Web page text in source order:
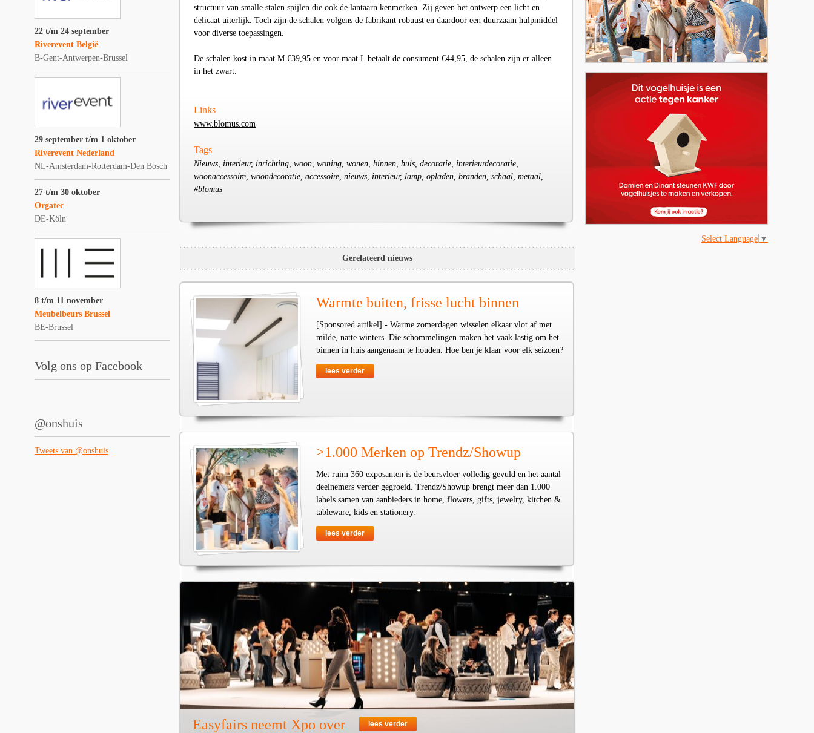
22 t/m 24 september
Riverevent België
B-Gent-Antwerpen-Brussel
29 september t/m 1 oktober
Riverevent Nederland
NL-Amsterdam-Rotterdam-Den Bosch
27 t/m 30 oktober
Orgatec
DE-Köln
8 t/m 11 november
Meubelbeurs Brussel
BE-Brussel
Volg ons op Facebook
@onshuis
Tweets van @onshuis
structuur van smalle stalen spijlen die ook de lantaarn kenmerken. Zij geven het ontwerp een licht en
delicaat uiterlijk. Toch zijn de schalen volgens de fabrikant robuust en daardoor een duurzaam hulpmiddel
voor diverse toepassingen.
De schalen kost in maat M €39,95 en voor maat L betaalt de consument €44,95, de schalen zijn er alleen
in het zwart.
Links
www.blomus.com
Tags
Nieuws, interieur, inrichting, woon, woning, wonen, binnen, huis, decoratie, interieurdecoratie,
woonaccessoire, woondecoratie, accessoire, nieuws, interieur, lamp, opladen, branden, schaal, metaal,
#blomus
Gerelateerd nieuws
Warmte buiten, frisse lucht binnen
[Sponsored artikel] - Warme zomerdagen wisselen elkaar vlot af met
milde, natte winters. Die schommelingen maken het vaak lastig om het
binnen in huis aangenaam te houden. Hoe ben je klaar voor elk seizoen?
lees verder
>1.000 Merken op Trendz/Showup
Met ruim 360 exposanten is de beursvloer volledig gevuld en het aantal
deelnemers verder gegroeid. Trendz/Showup brengt meer dan 1.000
labels samen van aanbieders in home, flowers, gifts, jewelry, kitchen &
tableware, kids en stationery.
lees verder
Easyfairs neemt Xpo over lees verder
Select Language ▼